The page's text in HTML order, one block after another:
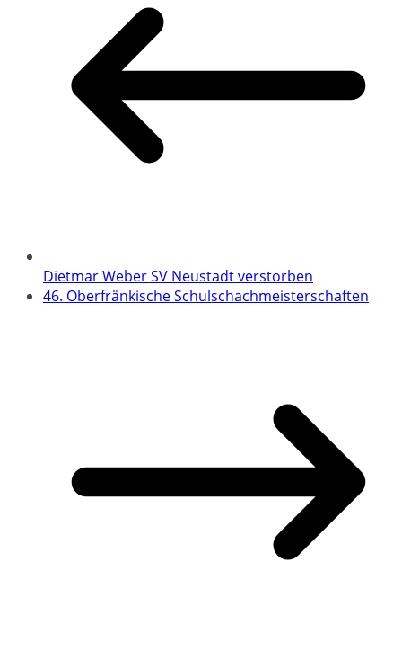
Dietmar Weber SV Neustadt verstorben
46. Oberfränkische Schulschachmeisterschaften